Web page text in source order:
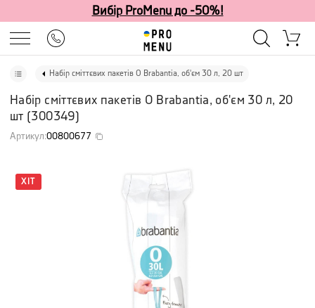
Вибір ProMenu до -50%!
Набір сміттєвих пакетів O Brabantia, об'єм 30 л, 20 шт
Набір сміттєвих пакетів O Brabantia, об'єм 30 л, 20
шт (300349)
Артикул:00800677
ХІТ